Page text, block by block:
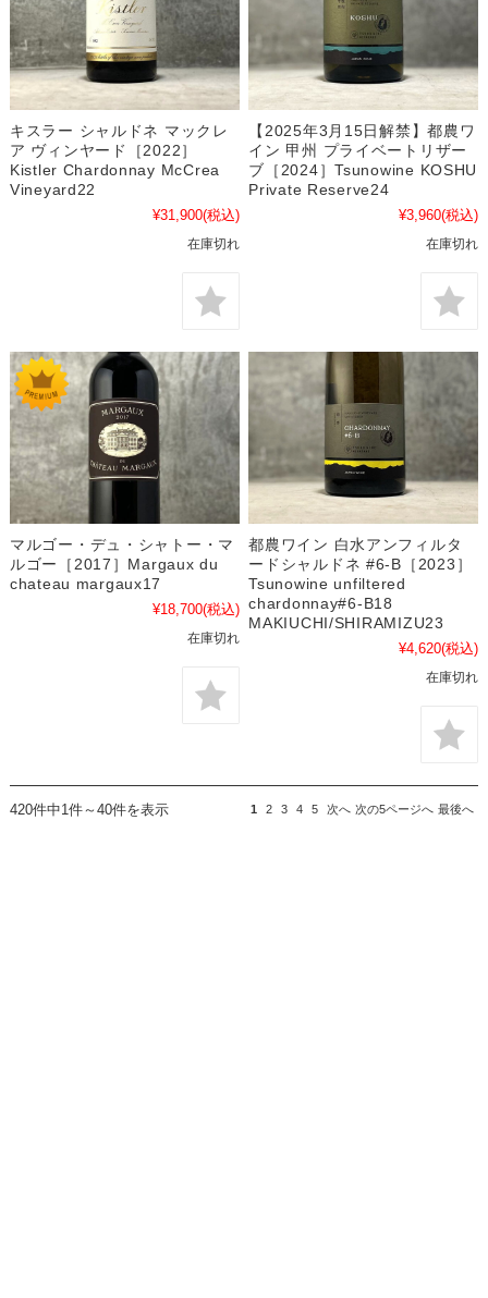
キスラー シャルドネ マックレ
ア ヴィンヤード［2022］
Kistler Chardonnay McCrea
Vineyard22
¥31,900(税込)
在庫切れ
【2025年3月15日解禁】都農ワ
イン 甲州 プライベートリザー
ブ［2024］Tsunowine KOSHU
Private Reserve24
¥3,960(税込)
在庫切れ
マルゴー・デュ・シャトー・マ
ルゴー［2017］Margaux du
chateau margaux17
¥18,700(税込)
在庫切れ
都農ワイン 白水アンフィルタ
ードシャルドネ #6-B［2023］
Tsunowine unfiltered
chardonnay#6-B18
MAKIUCHI/SHIRAMIZU23
¥4,620(税込)
在庫切れ
420件中1件～40件を表示 1 2 3 4 5 次へ 次の5ページへ 最後へ